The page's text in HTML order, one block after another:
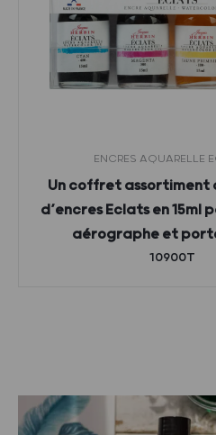
ENCRES AQUARELLE
Un coffret assortiment
d’encres Eclats en 15ml
aérographe et
10900T